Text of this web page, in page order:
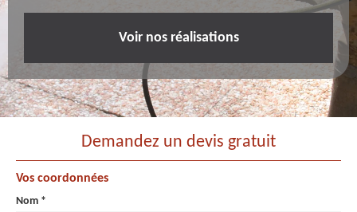
Voir nos réalisations
Demandez un devis gratuit
Vos coordonnées
Nom *